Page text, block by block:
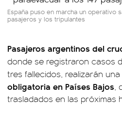
España puso en marcha un operativo
pasajeros y los tripulantes
Pasajeros argentinos del
donde se registraron casos
tres fallecidos, realizarán una
obligatoria en Países Bajos,
trasladados en las próximas